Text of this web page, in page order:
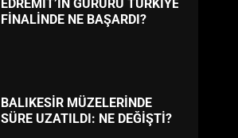
EDREMİT’İN GURURU TÜRKİYE
FİNALİNDE NE BAŞARDI?
BALIKESİR MÜZELERİNDE
SÜRE UZATILDI: NE DEĞİŞTİ?